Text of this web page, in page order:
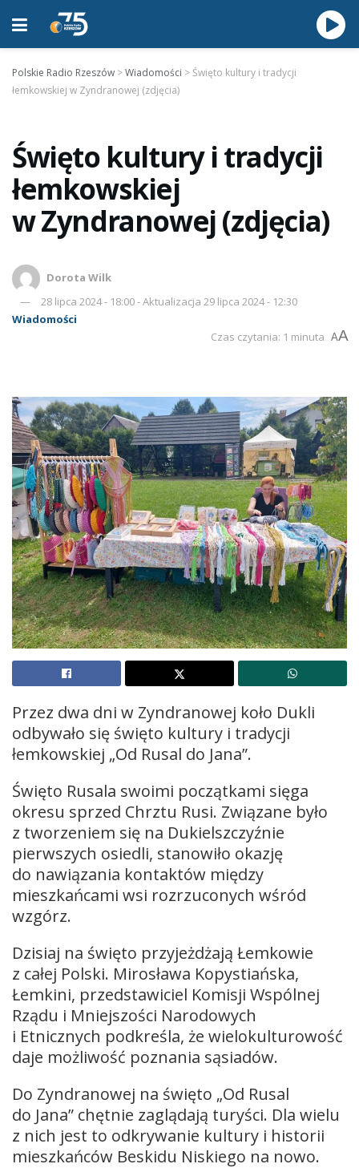
Polskie Radio Rzeszów >Wiadomości >Święto kultury i tradycji
łemkowskiej w Zyndranowej (zdjęcia)
Święto kultury i tradycji
łemkowskiej
w Zyndranowej (zdjęcia)
Dorota Wilk
28 lipca 2024 - 18:00 - Aktualizacja 29 lipca 2024 - 12:30
Wiadomości
Czas czytania: 1 minuta AA
Przez dwa dni w Zyndranowej koło Dukli
odbywało się święto kultury i tradycji
łemkowskiej „Od Rusal do Jana”.
Święto Rusala swoimi początkami sięga
okresu sprzed Chrztu Rusi. Związane było
z tworzeniem się na Dukielszczyźnie
pierwszych osiedli, stanowiło okazję
do nawiązania kontaktów między
mieszkańcami wsi rozrzuconych wśród
wzgórz.
Dzisiaj na święto przyjeżdżają Łemkowie
z całej Polski. Mirosława Kopystiańska,
Łemkini, przedstawiciel Komisji Wspólnej
Rządu i Mniejszości Narodowych
i Etnicznych podkreśla, że wielokulturowość
daje możliwość poznania sąsiadów.
Do Zyndranowej na święto „Od Rusal
do Jana” chętnie zaglądają turyści. Dla wielu
z nich jest to odkrywanie kultury i historii
mieszkańców Beskidu Niskiego na nowo.